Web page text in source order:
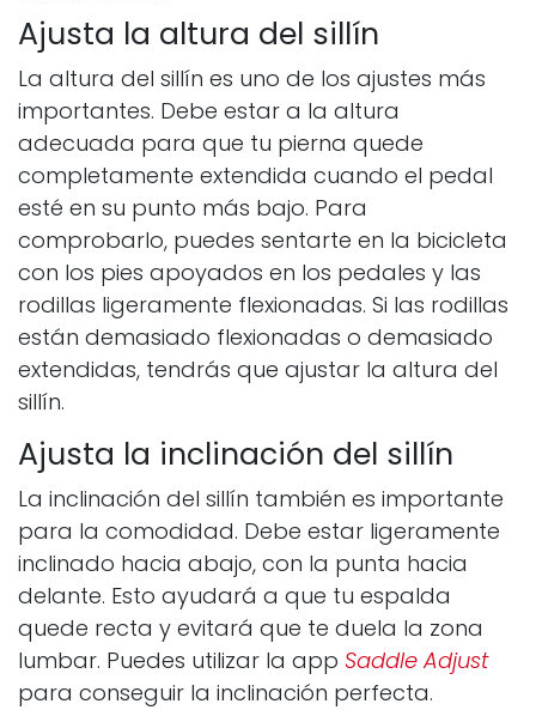
Ajusta la altura del sillín
La altura del sillín es uno de los ajustes más
importantes. Debe estar a la altura
adecuada para que tu pierna quede
completamente extendida cuando el pedal
esté en su punto más bajo. Para
comprobarlo, puedes sentarte en la bicicleta
con los pies apoyados en los pedales y las
rodillas ligeramente flexionadas. Si las rodillas
están demasiado flexionadas o demasiado
extendidas, tendrás que ajustar la altura del
sillín.
Ajusta la inclinación del sillín
La inclinación del sillín también es importante
para la comodidad. Debe estar ligeramente
inclinado hacia abajo, con la punta hacia
delante. Esto ayudará a que tu espalda
quede recta y evitará que te duela la zona
lumbar. Puedes utilizar la app Saddle Adjust
para conseguir la inclinación perfecta.